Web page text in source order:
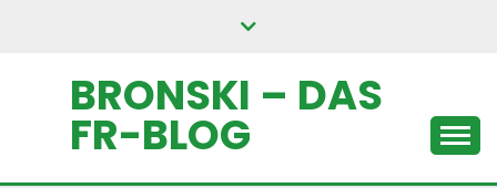
BRONSKI – DAS
FR-BLOG